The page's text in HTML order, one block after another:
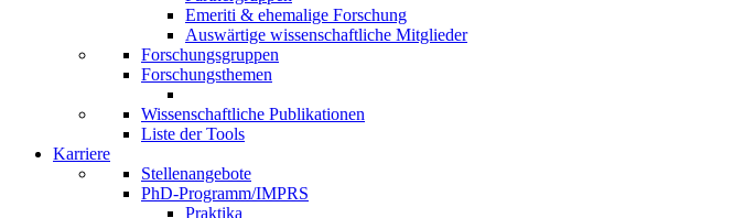
Emeriti & ehemalige Forschung
Auswärtige wissenschaftliche Mitglieder
Forschungsgruppen
Forschungsthemen
Wissenschaftliche Publikationen
Liste der Tools
Karriere
Stellenangebote
PhD-Programm/IMPRS
Praktika